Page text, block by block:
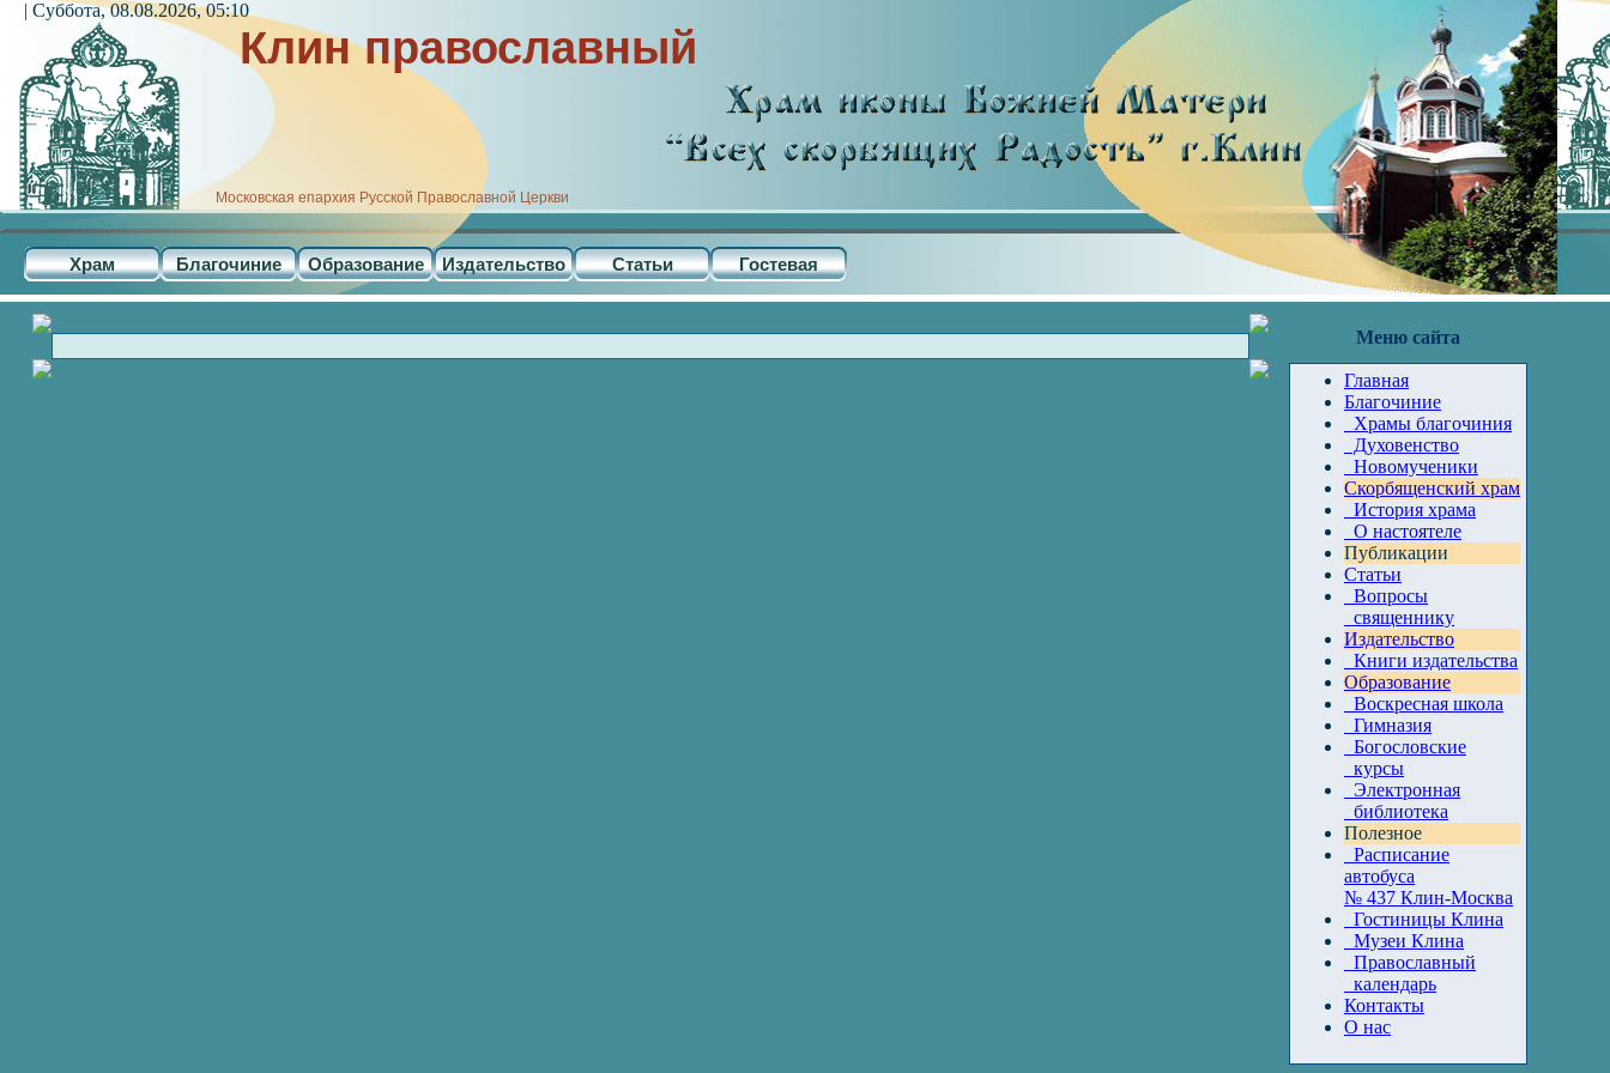
Клин православный
Московская епархия Русской Православной Церкви
Храм Благочиние Образование Издательство Статьи Гостевая
| Суббота, 08.08.2026, 05:10
Меню сайта
Главная
Благочиние
Храмы благочиния
Духовенство
Новомученики
Скорбященский храм
История храма
О настоятеле
Публикации
Статьи
Вопросы
священнику
Издательство
Книги издательства
Образование
Воскресная школа
Гимназия
Богословские
курсы
Электронная
библиотека
Полезное
Расписание
автобуса
№ 437 Клин-Москва
Гостиницы Клина
Музеи Клина
Православный
календарь
Контакты
О нас